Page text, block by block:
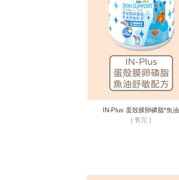
IN-Plus 蛋殼膜卵磷脂*魚油
( 售完 )